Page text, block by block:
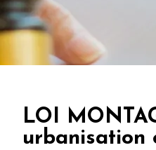
LOI
urbanisation